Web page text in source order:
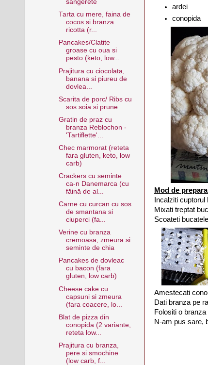
ardei
conopida
Mod de
Incalziti
Mixati treptat
Scoateti
Amestecati
Dati branza pe
Folositi o
N-am pus sare,
sangerete
Tarta cu mere, faina de
cocos si branza
ricotta (r...
Pancakes/Clatite
groase cu oua si
pesto (keto, low...
Prajitura cu ciocolata,
banana si piureu de
dovlea...
Scarita de porc/ Ribs cu
sos soia si prune
Gratin de praz cu
branza Reblochon -
'Tartiflette'...
Chec marmorat (reteta
fara gluten, keto, low
carb)
Crackers cu seminte
ca-n Danemarca (cu
făină de al...
Carne cu curcan cu sos
de smantana si
ciuperci (fa...
Verine cu branza
cremoasa, zmeura si
seminte de chia
Pancakes de dovleac
cu bacon (fara
gluten, low carb)
Cheese cake cu
capsuni si zmeura
(fara coacere, lo...
Blat de pizza din
conopida (2 variante,
reteta low...
Prajitura cu branza,
pere si smochine
(low carb, f...